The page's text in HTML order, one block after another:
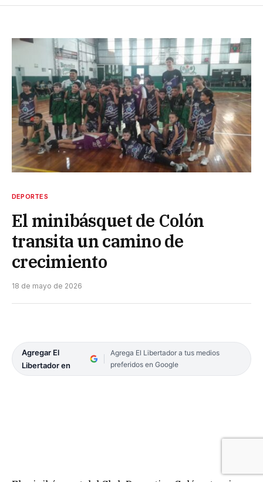
DEPORTES
El minibásquet de Colón
transita un camino de
crecimiento
18 de mayo de 2026
Agregar El
Libertador en
Agrega El Libertador a tus medios
preferidos en Google